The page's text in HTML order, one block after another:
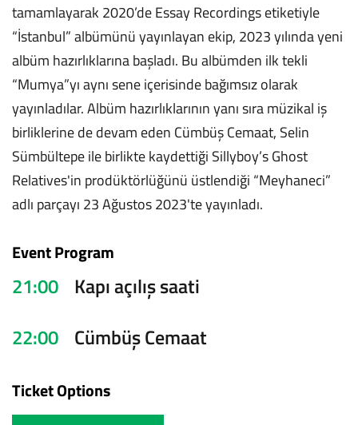
tamamlayarak 2020’de Essay Recordings etiketiyle
“İstanbul” albümünü yayınlayan ekip, 2023 yılında yeni
albüm hazırlıklarına başladı. Bu albümden ilk tekli
“Mumya”yı aynı sene içerisinde bağımsız olarak
yayınladılar. Albüm hazırlıklarının yanı sıra müzikal iş
birliklerine de devam eden Cümbüş Cemaat, Selin
Sümbültepe ile birlikte kaydettiği Sillyboy’s Ghost
Relatives'in prodüktörlüğünü üstlendiği “Meyhaneci”
adlı parçayı 23 Ağustos 2023'te yayınladı.
Event Program
21:00 Kapı açılış saati
22:00 Cümbüş Cemaat
Ticket Options